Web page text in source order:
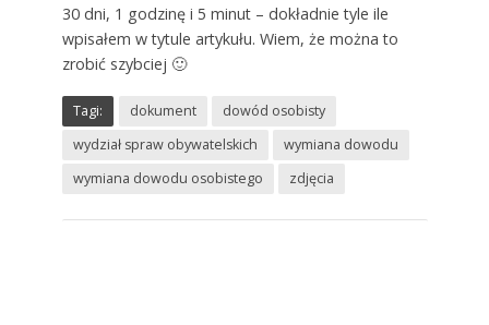
30 dni, 1 godzinę i 5 minut – dokładnie tyle ile
wpisałem w tytule artykułu. Wiem, że można to
zrobić szybciej 🙂
Tagi: dokument
dowód osobisty
wydział spraw obywatelskich
wymiana dowodu
wymiana dowodu osobistego
zdjęcia